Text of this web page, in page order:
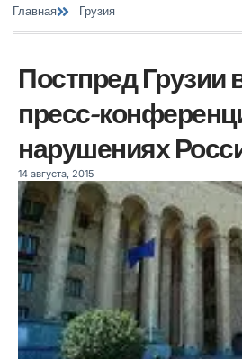
Главная Грузия
Постпред Грузии
пресс-
нарушениях
14 августа, 2015